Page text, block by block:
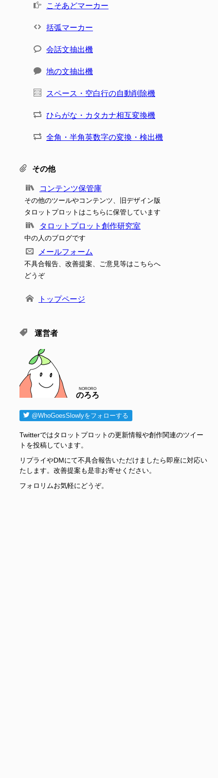
こそあどマーカー
括弧マーカー
会話文抽出機
地の文抽出機
スペース・空白行の自動削除機
ひらがな・カタカナ相互変換機
全角・半角英数字の変換・検出機
その他
コンテンツ保管庫
その他のツールやコンテンツ、旧デザイン版
タロットプロットはこちらに保管しています
タロットプロット創作研究室
中の人のブログです
メールフォーム
不具合報告、改善提案、ご意見等はこちらへ
どうぞ
トップページ
運営者
のろろ
NORORO
@WhoGoesSlowlyをフォローする
Twitterではタロットプロットの更新情報や創作関連のツイー
トを投稿しています。
リプライやDMにて不具合報告いただけましたら即座に対応い
たします。改善提案も是非お寄せください。
フォロリムお気軽にどうぞ。